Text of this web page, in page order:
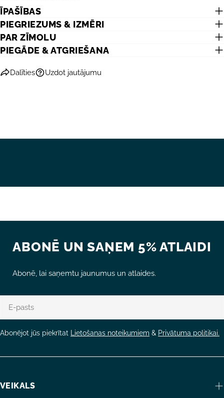
ĪPAŠĪBAS
PIEGRIEZUMS & IZMĒRI
PAR ZĪMOLU
PIEGĀDE & ATGRIEŠANA
Dalīties Uzdot jautājumu
ABONĒ UN SAŅEM 5% ATLAIDI
Abonē, lai saņemtu jaunumus un atlaides.
pasts
Abonējot jūs piekrītat Lietošanas noteikumiem & Privātuma politikai.
VEIKALS